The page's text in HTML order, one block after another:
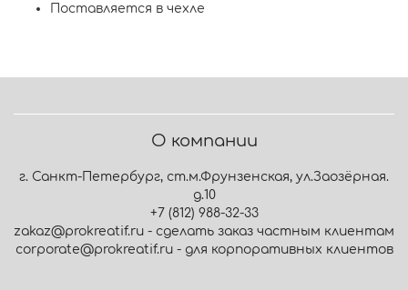
Поставляется в чехле
О компании
г. Санкт-Петербург, ст.м.Фрунзенская, ул.Заозёрная.
д.10
+7 (812) 988-32-33
zakaz@prokreatif.ru - сделать заказ частным клиентам
corporate@prokreatif.ru - для корпоративных клиентов